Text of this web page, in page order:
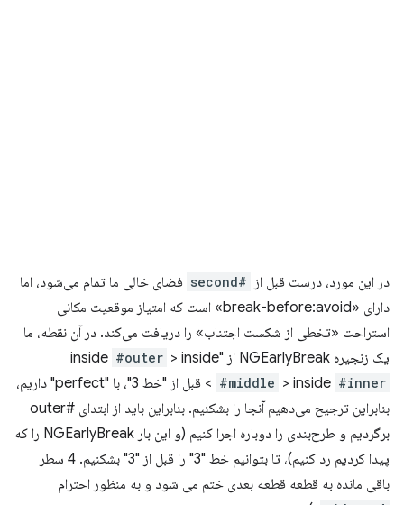
در این مورد، درست قبل از #second
فضای خالی ما تمام می‌شود، اما
دارای «break-before:avoid» است که امتیاز موقعیت مکانی
استراحت «تخطی از شکست اجتناب» را دریافت می‌کند. در آن نقطه، ما
یک زنجیره NGEarlyBreak از "inside
#outer > inside
#middle > inside #inner
> قبل از "خط 3"، با "perfect" داریم،
بنابراین ترجیح می‌دهیم آنجا را بشکنیم. بنابراین باید از ابتدای #outer
برگردیم و طرح‌بندی را دوباره اجرا کنیم (و این بار NGEarlyBreak را که
پیدا کردیم رد کنیم)، تا بتوانیم خط "3" را قبل از "3" بشکنیم. 4 سطر
باقی مانده به قطعه قطعه بعدی ختم می شود و به منظور احترام